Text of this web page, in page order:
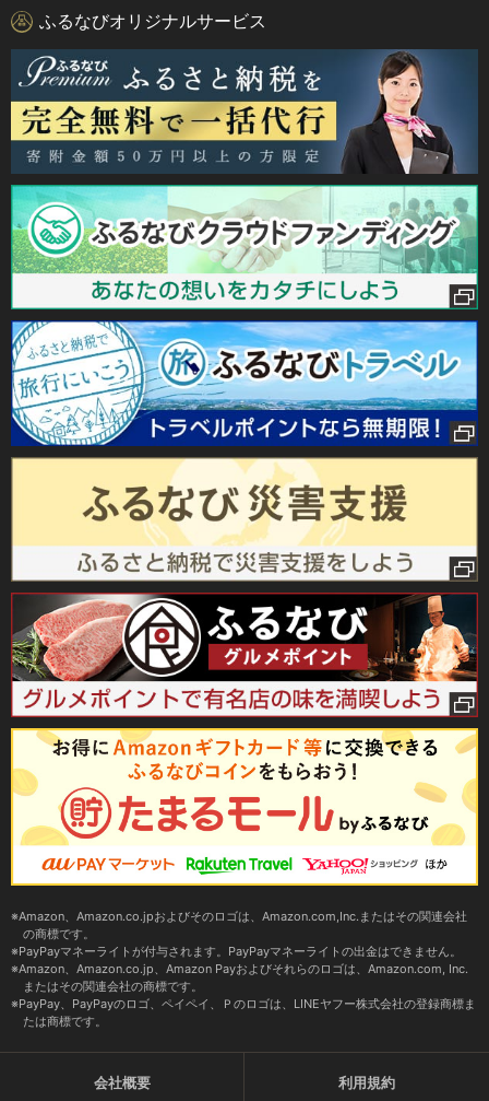
ふるなびオリジナルサービス
Amazon、Amazon.co.jpおよびそのロゴは、Amazon.com,Inc.またはその関連会社
の商標です。
PayPayマネーライトが付与されます。PayPayマネーライトの出金はできません。
Amazon、Amazon.co.jp、Amazon Payおよびそれらのロゴは、Amazon.com, Inc.
またはその関連会社の商標です。
PayPay、PayPayのロゴ、ペイペイ、Ｐのロゴは、LINEヤフー株式会社の登録商標ま
たは商標です。
会社概要 利用規約